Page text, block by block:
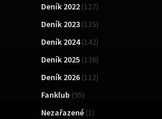
Deník 2022 (127)
Deník 2023 (135)
Deník 2024(142)
Deník 2025 (136)
Deník 2026 (112)
Fanklub (95)
Nezařazené (1)